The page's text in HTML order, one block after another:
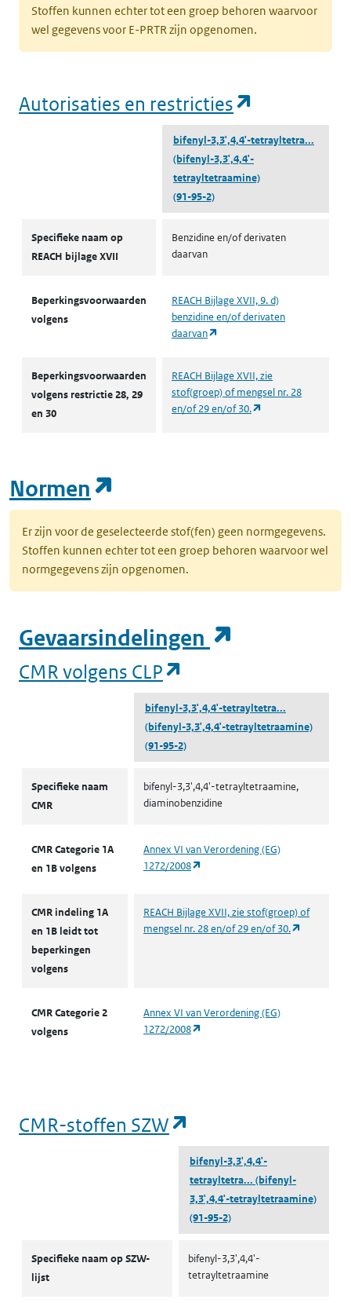
Stoffen kunnen echter tot een groep behoren waarvoor
wel gegevens voor E-PRTR zijn opgenomen.
Autorisaties en restricties
bifenyl-3,3',4,4'-tetrayltetra...
(bifenyl-3,3',4,4'-
tetrayltetraamine)
(91-95-2)
Specifieke naam op
REACH bijlage XVII
Benzidine en/of derivaten
daarvan
Beperkingsvoorwaarden
volgens
REACH Bijlage XVII, 9. d)
benzidine en/of derivaten
daarvan
Beperkingsvoorwaarden
volgens restrictie 28, 29
en 30
REACH Bijlage XVII, zie
stof(groep) of mengsel nr. 28
en/of 29 en/of 30.
Normen
Er zijn voor de geselecteerde stof(fen) geen normgegevens.
Stoffen kunnen echter tot een groep behoren waarvoor wel
normgegevens zijn opgenomen.
Gevaarsindelingen
CMR volgens CLP
bifenyl-3,3',4,4'-tetrayltetra...
(bifenyl-3,3',4,4'-tetrayltetraamine)
(91-95-2)
Specifieke naam
CMR
bifenyl-3,3',4,4'-tetrayltetraamine,
diaminobenzidine
CMR Categorie 1A
en 1B volgens
Annex VI van Verordening (EG)
1272/2008
CMR indeling 1A
en 1B leidt tot
beperkingen
volgens
REACH Bijlage XVII, zie stof(groep) of
mengsel nr. 28 en/of 29 en/of 30.
CMR Categorie 2
volgens
Annex VI van Verordening (EG)
1272/2008
CMR-stoffen SZW
bifenyl-3,3',4,4'-
tetrayltetra... (bifenyl-
3,3',4,4'-tetrayltetraamine)
(91-95-2)
Specifieke naam op SZW-
lijst
bifenyl-3,3',4,4'-
tetrayltetraamine